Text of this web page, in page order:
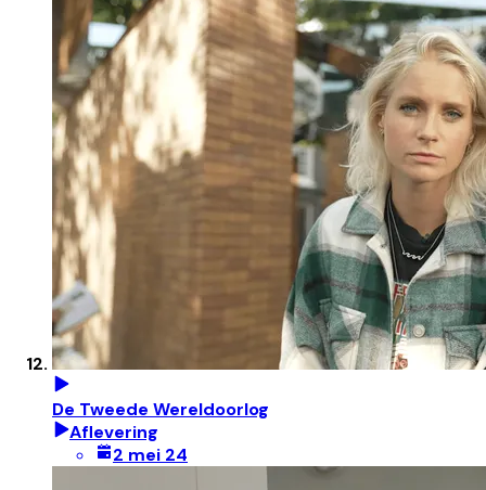
De Tweede Wereldoorlog
Aflevering
2 mei 24